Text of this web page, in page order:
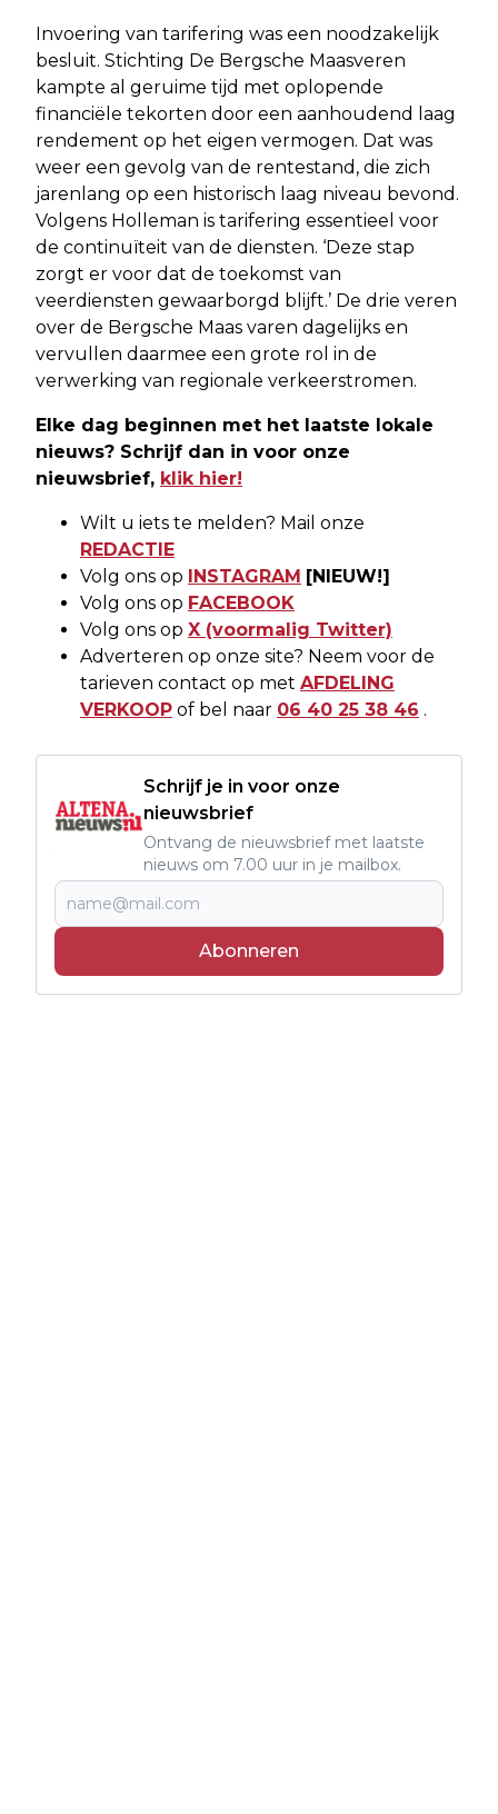
Invoering van tarifering was een noodzakelijk
besluit. Stichting De Bergsche Maasveren
kampte al geruime tijd met oplopende
financiële tekorten door een aanhoudend laag
rendement op het eigen vermogen. Dat was
weer een gevolg van de rentestand, die zich
jarenlang op een historisch laag niveau bevond.
Volgens Holleman is tarifering essentieel voor
de continuïteit van de diensten. ‘Deze stap
zorgt er voor dat de toekomst van
veerdiensten gewaarborgd blijft.’ De drie veren
over de Bergsche Maas varen dagelijks en
vervullen daarmee een grote rol in de
verwerking van regionale verkeerstromen.
Elke dag beginnen met het laatste lokale
nieuws? Schrijf dan in voor onze
nieuwsbrief, klik hier!
Wilt u iets te melden? Mail onze
REDACTIE
Volg ons op
INSTAGRAM [NIEUW!]
Volg ons op FACEBOOK
Volg ons op X (voormalig Twitter)
Adverteren op onze site? Neem voor de
tarieven contact op met AFDELING
VERKOOP of bel naar 06 40 25 38 46 .
Schrijf je in voor onze
nieuwsbrief
Ontvang de nieuwsbrief met laatste
nieuws om 7.00 uur in je mailbox.
Abonneren